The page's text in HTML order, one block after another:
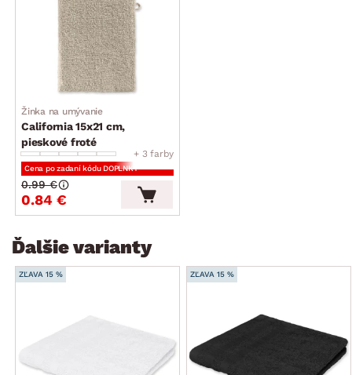
Žinka na umývanie
California 15x21 cm,
pieskové froté
+ 3 farby
Cena po zadaní kódu DOPLNKY
0.84 €
0.99 €
Ďalšie varianty
ZĽAVA 15 % ZĽAVA 15 %